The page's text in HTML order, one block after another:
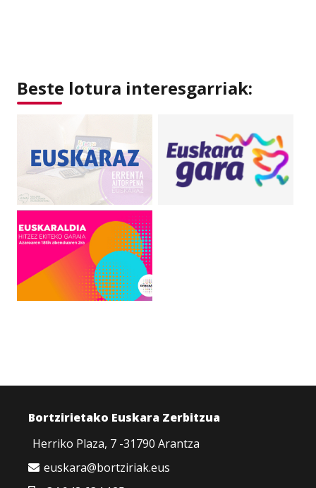
Beste lotura interesgarriak:
Bortzirietako Euskara Zerbitzua
Herriko Plaza, 7 -31790 Arantza
euskara@bortziriak.eus